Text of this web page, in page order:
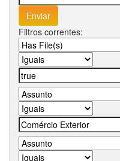
Filtros correntes: